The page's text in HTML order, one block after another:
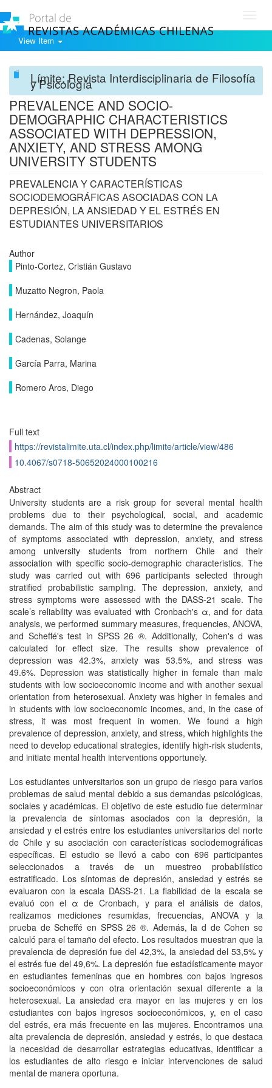
View Item
Límite: Revista Interdisciplinaria de Filosofía
y Psicología
PREVALENCE AND SOCIO-
DEMOGRAPHIC CHARACTERISTICS
ASSOCIATED WITH DEPRESSION,
ANXIETY, AND STRESS AMONG
UNIVERSITY STUDENTS
PREVALENCIA Y CARACTERÍSTICAS
SOCIODEMOGRÁFICAS ASOCIADAS CON LA
DEPRESIÓN, LA ANSIEDAD Y EL ESTRÉS EN
ESTUDIANTES UNIVERSITARIOS
Author
Pinto-Cortez, Cristián Gustavo
Muzatto Negron, Paola
Hernández, Joaquín
Cadenas, Solange
García Parra, Marina
Romero Aros, Diego
Full text
https://revistalimite.uta.cl/index.php/limite/article/view/486
10.4067/s0718-50652024000100216
Abstract
University students are a risk group for several mental health
problems due to their psychological, social, and academic
demands. The aim of this study was to determine the prevalence
of symptoms associated with depression, anxiety, and stress
among university students from northern Chile and their
association with specific socio-demographic characteristics. The
study was carried out with 696 participants selected through
stratified probabilistic sampling. The depression, anxiety, and
stress symptoms were assessed with the DASS-21 scale. The
scale’s reliability was evaluated with Cronbach's α, and for data
analysis, we performed summary measures, frequencies, ANOVA,
and Scheffé's test in SPSS 26 ®. Additionally, Cohen's d was
calculated for effect size. The results show prevalence of
depression was 42.3%, anxiety was 53.5%, and stress was
49.6%. Depression was statistically higher in female than male
students with low socioeconomic income and with another sexual
orientation from heterosexual. Anxiety was higher in females and
in students with low socioeconomic incomes, and, in the case of
stress, it was most frequent in women. We found a high
prevalence of depression, anxiety, and stress, which highlights the
need to develop educational strategies, identify high-risk students,
and initiate mental health interventions opportunely.
Los estudiantes universitarios son un grupo de riesgo para varios
problemas de salud mental debido a sus demandas psicológicas,
sociales y académicas. El objetivo de este estudio fue determinar
la prevalencia de síntomas asociados con la depresión, la
ansiedad y el estrés entre los estudiantes universitarios del norte
de Chile y su asociación con características sociodemográficas
específicas. El estudio se llevó a cabo con 696 participantes
seleccionados a través de un muestreo probabilístico
estratificado. Los síntomas de depresión, ansiedad y estrés se
evaluaron con la escala DASS-21. La fiabilidad de la escala se
evaluó con el α de Cronbach, y para el análisis de datos,
realizamos mediciones resumidas, frecuencias, ANOVA y la
prueba de Scheffé en SPSS 26 ®. Además, la d de Cohen se
calculó para el tamaño del efecto. Los resultados muestran que la
prevalencia de depresión fue del 42,3%, la ansiedad del 53,5% y
el estrés fue del 49,6%. La depresión fue estadísticamente mayor
en estudiantes femeninas que en hombres con bajos ingresos
socioeconómicos y con otra orientación sexual diferente a la
heterosexual. La ansiedad era mayor en las mujeres y en los
estudiantes con bajos ingresos socioeconómicos, y, en el caso
del estrés, era más frecuente en las mujeres. Encontramos una
alta prevalencia de depresión, ansiedad y estrés, lo que destaca
la necesidad de desarrollar estrategias educativas, identificar a
los estudiantes de alto riesgo e iniciar intervenciones de salud
mental de manera oportuna.